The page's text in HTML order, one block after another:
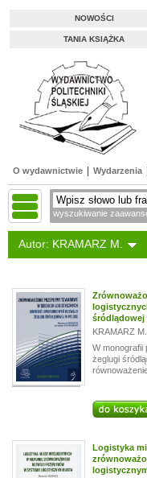
NOWOŚCI
TANIA KSIĄŻKA
O wydawnictwie Wydarzenia
wyszukiwanie
Autor: KRAMARZ M.
śródlądowej
KRAMARZ M.
W monografii
żeglugi
równoważenie
Logistyka